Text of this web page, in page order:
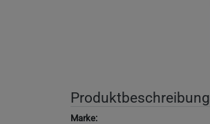
Produktbeschreibung
Marke: